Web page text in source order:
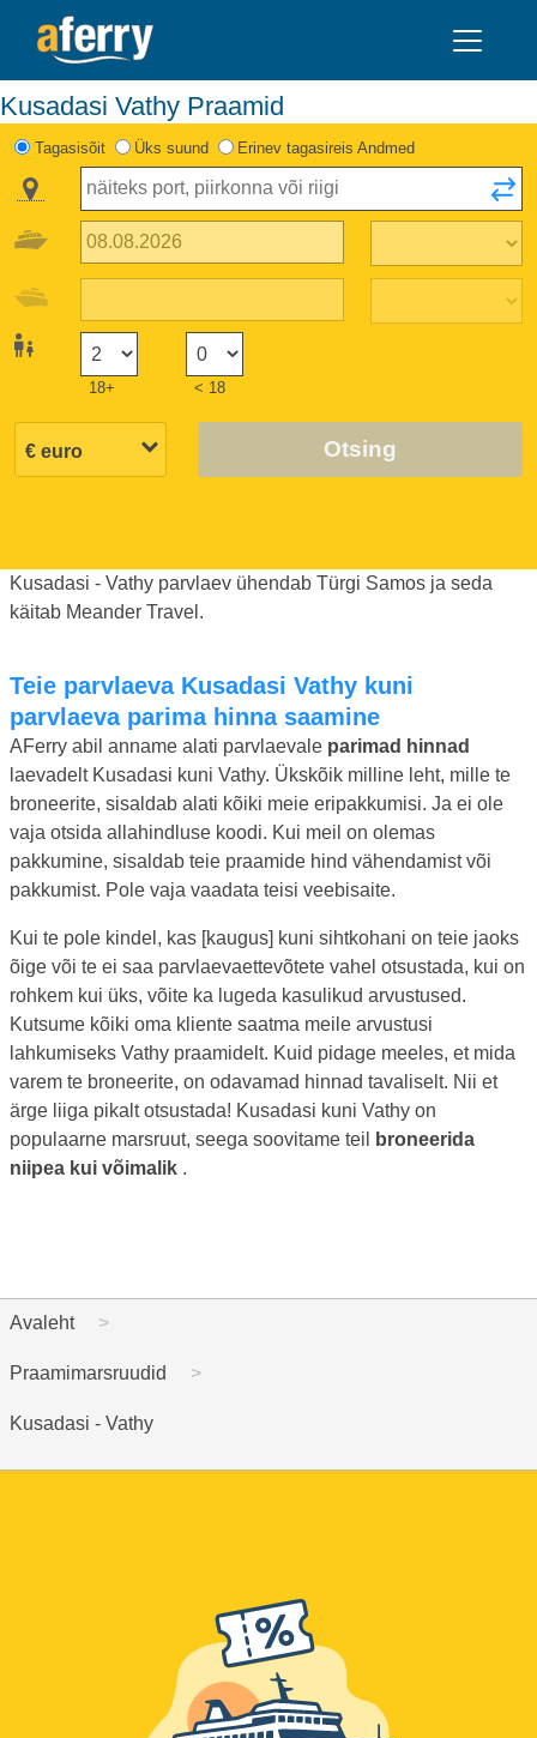
Kusadasi Vathy Praamid
Tagasisõit Üks suund Erinev tagasireis Andmed
18+ < 18
Otsing
Kusadasi - Vathy parvlaev ühendab Türgi Samos ja seda
käitab Meander Travel.
Teie parvlaeva Kusadasi Vathy kuni
parvlaeva parima hinna saamine
AFerry abil anname alati parvlaevale parimad hinnad
laevadelt Kusadasi kuni Vathy. Ükskõik milline leht, mille te
broneerite, sisaldab alati kõiki meie eripakkumisi. Ja ei ole
vaja otsida allahindluse koodi. Kui meil on olemas
pakkumine, sisaldab teie praamide hind vähendamist või
pakkumist. Pole vaja vaadata teisi veebisaite.
Kui te pole kindel, kas [kaugus] kuni sihtkohani on teie jaoks
õige või te ei saa parvlaevaettevõtete vahel otsustada, kui on
rohkem kui üks, võite ka lugeda kasulikud arvustused.
Kutsume kõiki oma kliente saatma meile arvustusi
lahkumiseks Vathy praamidelt. Kuid pidage meeles, et mida
varem te broneerite, on odavamad hinnad tavaliselt. Nii et
ärge liiga pikalt otsustada! Kusadasi kuni Vathy on
populaarne marsruut, seega soovitame teil
broneerida
niipea kui võimalik .
Avaleht
Praamimarsruudid
Kusadasi - Vathy